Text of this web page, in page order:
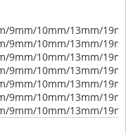
9mm/10mm/13mm/
9mm/10mm/13mm/
9mm/10mm/13mm/
9mm/10mm/13mm/
9mm/10mm/13mm/
9mm/10mm/13mm/
9mm/10mm/13mm/